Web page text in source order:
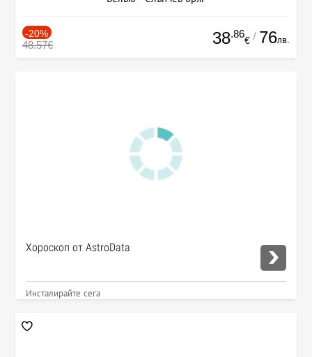
-20%
48.57€ 38.86
€ / 76лв.
Хороскоп от AstroData
Инсталирайте сега